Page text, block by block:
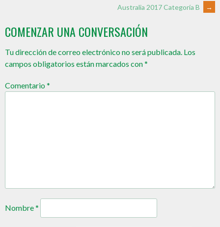
Australia 2017 Categoría B
→
COMENZAR UNA CONVERSACIÓN
Tu dirección de correo electrónico no será publicada. Los
campos obligatorios están marcados con*
Comentario*
Nombre*